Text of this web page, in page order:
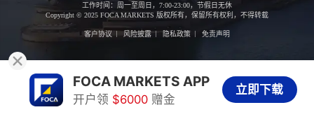
工作时间：周一至周日，7:00-23:00，节假日无休
Copyright © 2025 FOCA MARKETS 版权所有，保留所有权利，不得转载
客户协议 风险披露 隐私政策 免责声明
FOCA MARKETS APP
开户领 $6000 赠金
立即下载